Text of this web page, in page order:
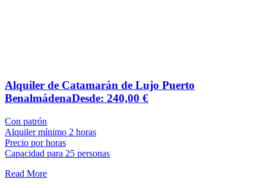
Alquiler de Catamarán de Lujo Puerto
BenalmádenaDesde: 240,00 €
Con patrón
Alquiler mínimo 2 horas
Precio por horas
Capacidad para 25 personas
Read More